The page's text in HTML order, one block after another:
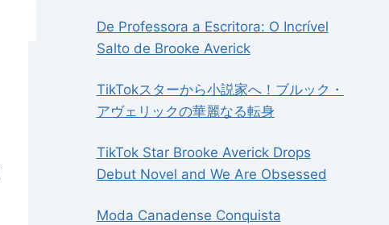
De Professora a Escritora: O Incrível
Salto de Brooke Averick
TikTokスターから小説家へ！ブルック・
アヴェリックの華麗なる転身
TikTok Star Brooke Averick Drops
Debut Novel and We Are Obsessed
Moda Canadense Conquista